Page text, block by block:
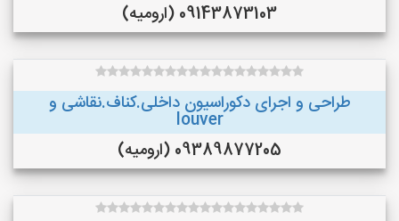
09143873103 (ارومیه)
طراحی و اجرای دکوراسیون داخلی.کناف.نقاشی و
louver
09389877205 (ارومیه)